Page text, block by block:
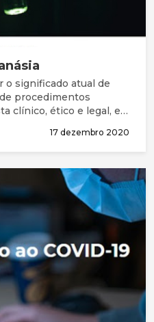
o significado atual de
procedimentos
clínico, ético e legal, e
e debate desta
a favor da
são o alívio da dor
insuportáveis pelo
sua autonomia pessoal.
17 dezembro 2020